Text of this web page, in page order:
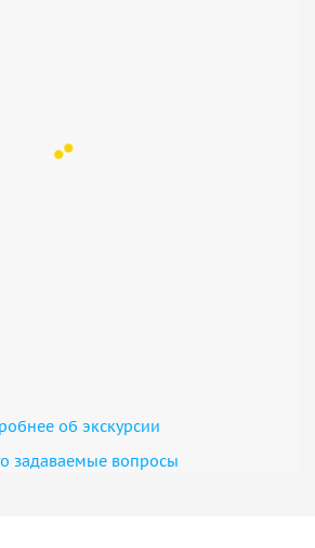
об экскурсии
задаваемые вопросы